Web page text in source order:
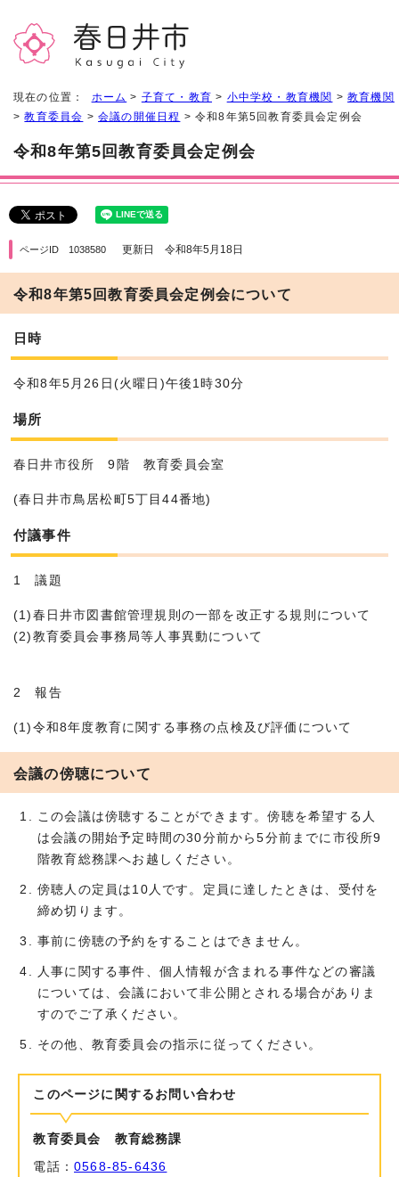
現在の位置： ホーム > 子育て・教育 > 小中学校・教育機関 >教育機関
>教育委員会 >会議の開催日程 > 令和8年第5回教育委員会定例会
令和8年第5回教育委員会定例会
ページID 1038580 更新日 令和8年5月18日
令和8年第5回教育委員会定例会について
日時
令和8年5月26日(火曜日)午後1時30分
場所
春日井市役所 9階 教育委員会室
(春日井市鳥居松町5丁目44番地)
付議事件
1 議題
(1)春日井市図書館管理規則の一部を改正する規則について
(2)教育委員会事務局等人事異動について
2 報告
(1)令和8年度教育に関する事務の点検及び評価について
会議の傍聴について
この会議は傍聴することができます。傍聴を希望する人
は会議の開始予定時間の30分前から5分前までに市役所9
階教育総務課へお越しください。
傍聴人の定員は10人です。定員に達したときは、受付を
締め切ります。
事前に傍聴の予約をすることはできません。
人事に関する事件、個人情報が含まれる事件などの審議
については、会議において非公開とされる場合がありま
すのでご了承ください。
その他、教育委員会の指示に従ってください。
このページに関する お問い合わせ
教育委員会 教育総務課
電話：0568-85-6436